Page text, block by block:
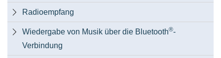
 Radioempfang
 Wiedergabe von Musik über die Bluetooth®-
Verbindung